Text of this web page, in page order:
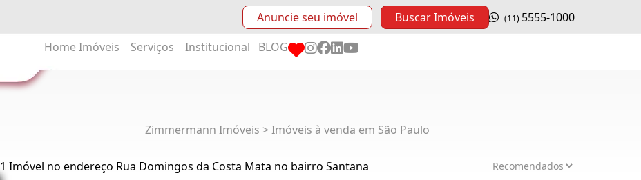
Anuncie seu imóvel Buscar Imóveis (11) 5555-1000
Home Imóveis Serviços Institucional BLOG
Zimmermann Imóveis > Imóveis à venda em São Paulo
1 Imóvel no endereço Rua Domingos da Costa Mata no bairro Santana